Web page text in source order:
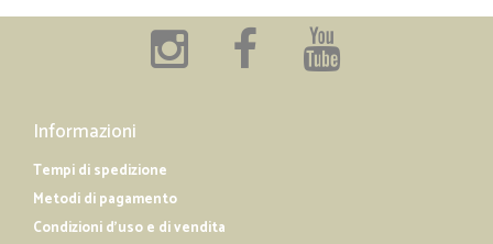
Informazioni
Tempi di spedizione
Metodi di pagamento
Condizioni d'uso e di vendita